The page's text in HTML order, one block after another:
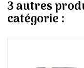
3 autres
catégorie :